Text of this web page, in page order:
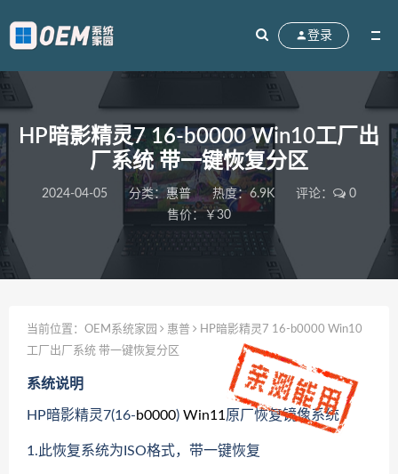
登录
HP暗影精灵7 16-b0000 Win10工厂出
厂系统 带一键恢复分区
2024-04-05 分类： 惠普 热度：6.9K 评论：
0
售价：￥30
当前位置： OEM系统家园 惠普
HP暗影精灵7 16-b0000 Win10
工厂出厂系统 带一键恢复分区
系统说明
HP暗影精灵7(16-b0000) Win11 原厂恢复镜像系统
1.此恢复系统为ISO格式，带一键恢复